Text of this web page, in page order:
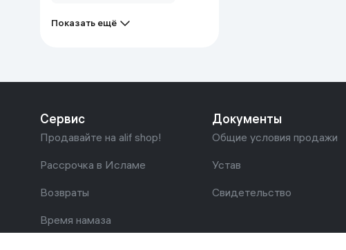
Показать ещё
Сервис
Продавайте на alif shop!
Рассрочка в Исламе
Возвраты
Время намаза
Документы
Общие условия продажи
Устав
Свидетельство